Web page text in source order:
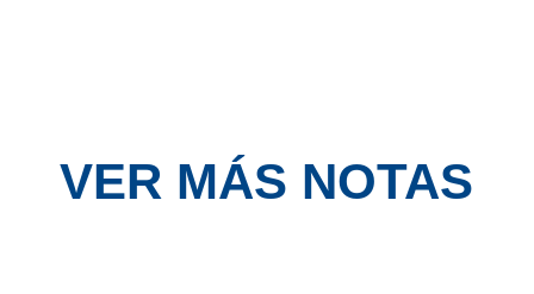
VER MÁS NOTAS